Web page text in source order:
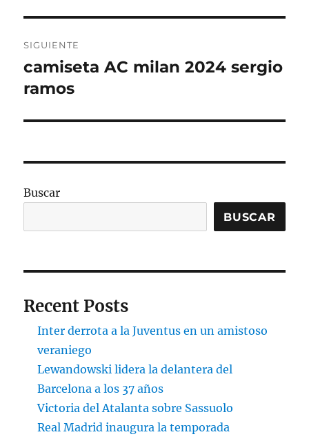
SIGUIENTE
Entrada
siguiente:
camiseta AC milan 2024 sergio
ramos
Buscar
BUSCAR
Recent Posts
Inter derrota a la Juventus en un amistoso
veraniego
Lewandowski lidera la delantera del
Barcelona a los 37 años
Victoria del Atalanta sobre Sassuolo
Real Madrid inaugura la temporada